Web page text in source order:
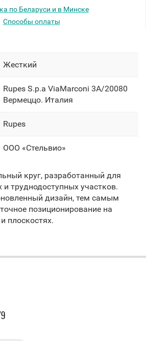
по Беларуси и в Минске
Способы оплаты
Жесткий
Rupes S.p.a ViaMarconi 3A/20080
Вермеццо. Италия
Rupes
OOO «Стельвио»
круг, разработанный для
труднодоступных участков.
дизайн, тем самым
позиционирование на
плоскостях.